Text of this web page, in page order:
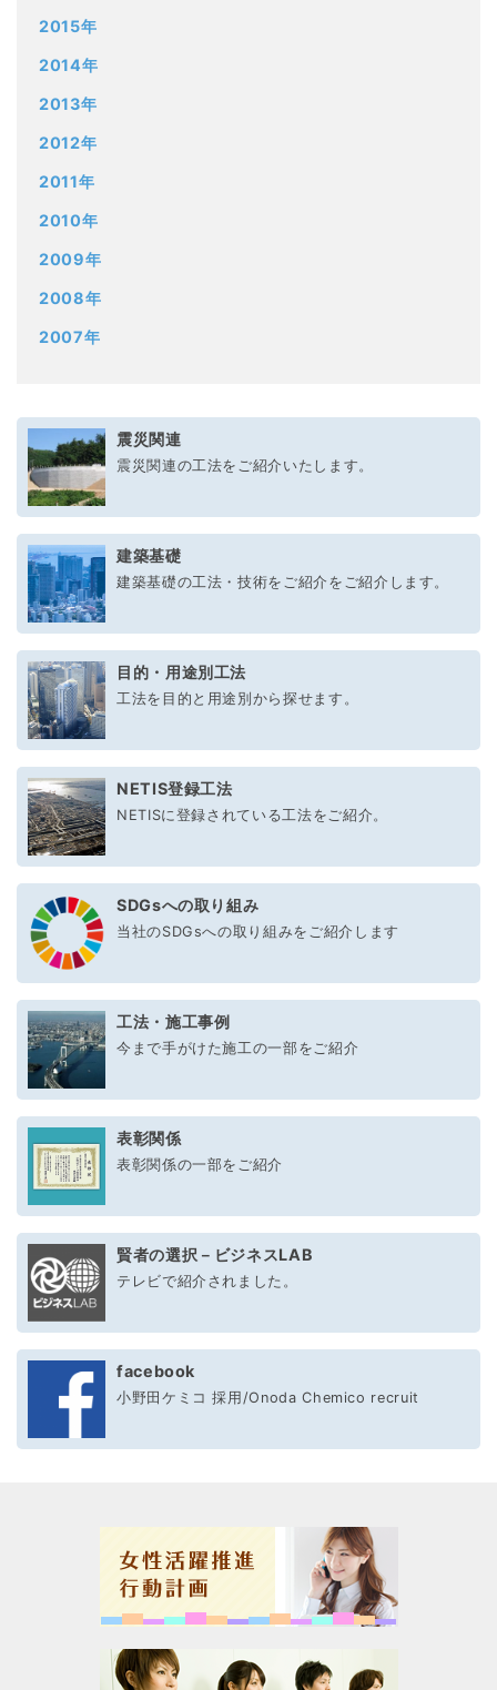
2015年
2014年
2013年
2012年
2011年
2010年
2009年
2008年
2007年
震災関連
震災関連の工法をご紹介いたします。
建築基礎
建築基礎の工法・技術をご紹介をご紹介します。
目的・用途別工法
工法を目的と用途別から探せます。
NETIS登録工法
NETISに登録されている工法をご紹介。
SDGsへの取り組み
当社のSDGsへの取り組みをご紹介します
工法・施工事例
今まで手がけた施工の一部をご紹介
表彰関係
表彰関係の一部をご紹介
賢者の選択－ビジネスLAB
テレビで紹介されました。
facebook
小野田ケミコ 採用/Onoda Chemico recruit